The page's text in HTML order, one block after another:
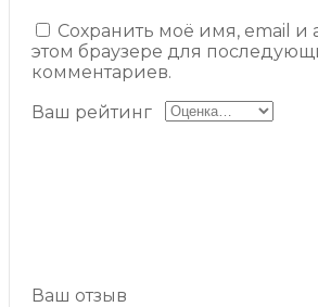
Сохранить моё имя, email и
этом браузере для
комментариев.
Ваш рейтинг
Ваш отзыв